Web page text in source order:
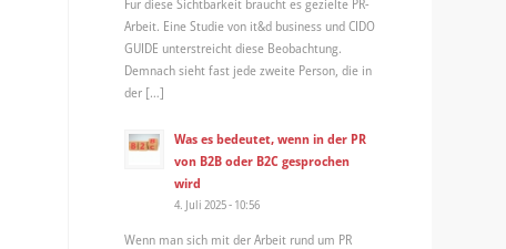
Für diese Sichtbarkeit braucht es gezielte PR-
Arbeit. Eine Studie von it&d business und CIDO
GUIDE unterstreicht diese Beobachtung.
Demnach sieht fast jede zweite Person, die in
der […]
Was es bedeutet, wenn in der PR
von B2B oder B2C gesprochen
wird
4. Juli 2025 - 10:56
Wenn man sich mit der Arbeit rund um PR